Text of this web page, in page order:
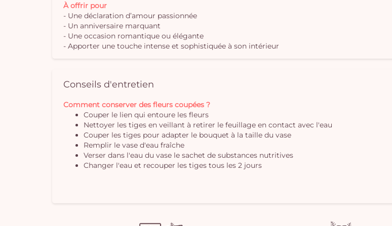
À offrir pour
- Une déclaration d’amour passionnée
- Un anniversaire marquant
- Une occasion romantique ou élégante
- Apporter une touche intense et sophistiquée à son intérieur
Conseils d'entretien
Comment conserver des fleurs coupées ?
Couper le lien qui entoure les fleurs
Nettoyer les tiges en veillant à retirer le feuillage en contact avec l'eau
Couper les tiges pour adapter le bouquet à la taille du vase
Remplir le vase d'eau fraîche
Verser dans l'eau du vase le sachet de substances nutritives
Changer l'eau et recouper les tiges tous les 2 jours